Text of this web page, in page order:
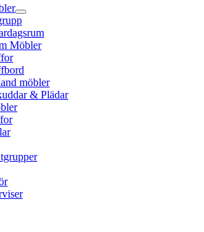
Möbler
möbler
& Plädar